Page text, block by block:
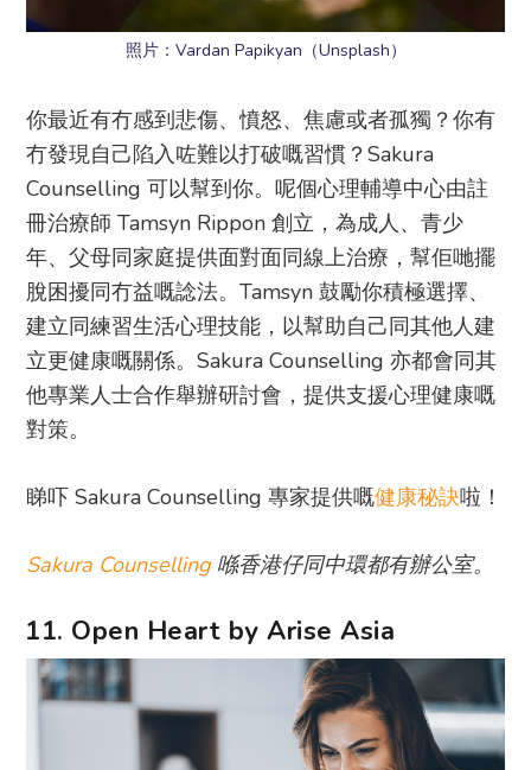
照片：Vardan Papikyan（Unsplash）
你最近有冇感到悲傷、憤怒、焦慮或者孤獨？你有
冇發現自己陷入咗難以打破嘅習慣？Sakura
Counselling 可以幫到你。呢個心理輔導中心由註
冊治療師 Tamsyn Rippon 創立，為成人、青少
年、父母同家庭提供面對面同線上治療，幫佢哋擺
脫困擾同冇益嘅諗法。Tamsyn 鼓勵你積極選擇、
建立同練習生活心理技能，以幫助自己同其他人建
立更健康嘅關係。Sakura Counselling 亦都會同其
他專業人士合作舉辦研討會，提供支援心理健康嘅
對策。
睇吓 Sakura Counselling 專家提供嘅健康秘訣啦！
Sakura Counselling喺香港仔同中環都有辦公室。
11. Open Heart by Arise Asia